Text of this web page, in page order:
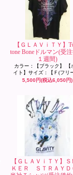
【ＧＬＡＶｉＴＹ】
tone Boneドルマン(受
１週間)
カラー：【ブラック】 【
イト】サイズ：【Ｆ(フリ
5,500円(税込6,050円)
【ＧＬＡＶｉＴＹ】Ｓ
ＫＥＲ ＳＴＲＡＹＤ